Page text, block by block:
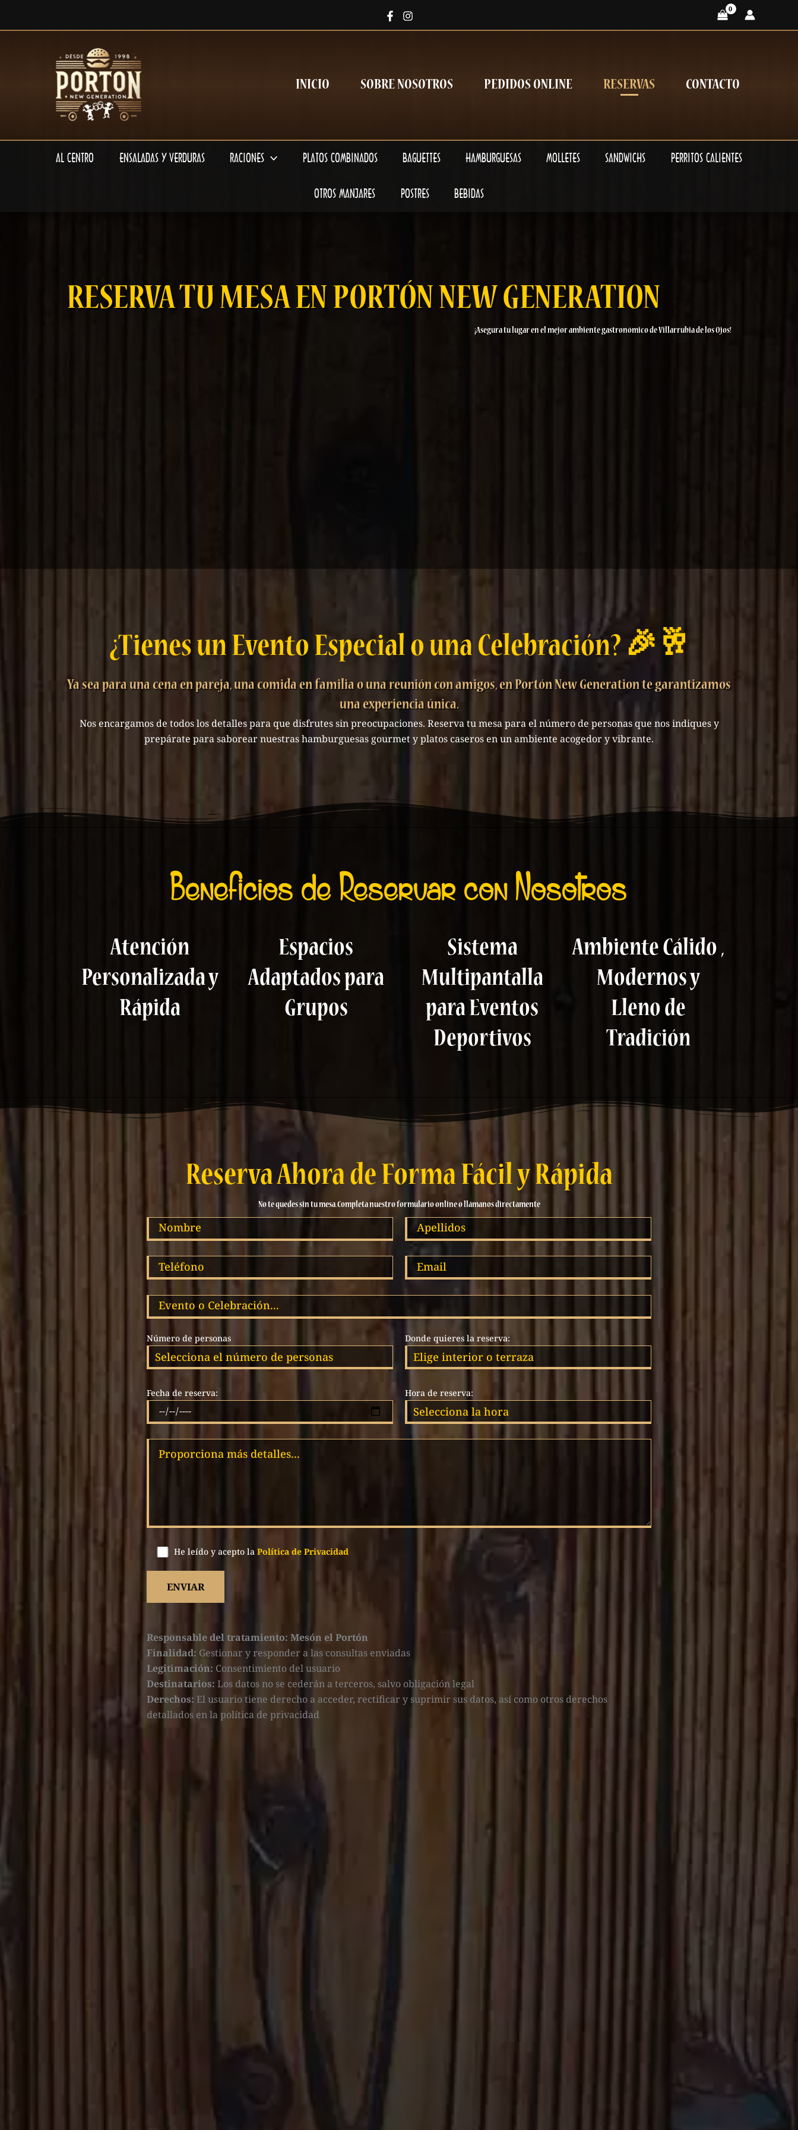
INICIO SOBRE NOSOTROS PEDIDOS ONLINE RESERVAS CONTACTO
AL CENTRO ENSALADAS Y VERDURAS RACIONES PLATOS COMBINADOS BAGUETTES HAMBURGUESAS MOLLETES SANDWICHS PERRITOS CALIENTES
OTROS MANJARES POSTRES BEBIDAS
RESERVA TU MESA EN PORTÓN NEW GENERATION
¡Asegura tu lugar en el mejor ambiente gastronómico de Villarrubia de los Ojos!
¿Tienes un Evento Especial o una Celebración? 🎉🥂
Ya sea para una cena en pareja, una comida en familia o una reunión con amigos, en Portón New Generation te garantizamos
una experiencia única.
Nos encargamos de todos los detalles para que disfrutes sin preocupaciones. Reserva tu mesa para el número de personas que nos indiques y
prepárate para saborear nuestras hamburguesas gourmet y platos caseros en un ambiente acogedor y vibrante.
Beneficios de Reservar con Nosotros
Atención
Personalizada y
Rápida
Espacios
Adaptados para
Grupos
Sistema
Multipantalla
para Eventos
Deportivos
Ambiente Cálido ,
Modernos y
Lleno de
Tradición
Reserva Ahora de Forma Fácil y Rápida
No te quedes sin tu mesa. Completa nuestro formulario online o llámanos directamente
Número de personas Donde quieres la reserva:
Fecha de reserva: Hora de reserva:
He leído y acepto laPolítica de Privacidad
Responsable del tratamiento: Mesón el Portón
Finalidad: Gestionar y responder a las consultas enviadas
Legitimación: Consentimiento del usuario
Destinatarios: Los datos no se cederán a terceros, salvo obligación legal
Derechos: El usuario tiene derecho a acceder, rectificar y suprimir sus datos, así como otros derechos
detallados en la política de privacidad